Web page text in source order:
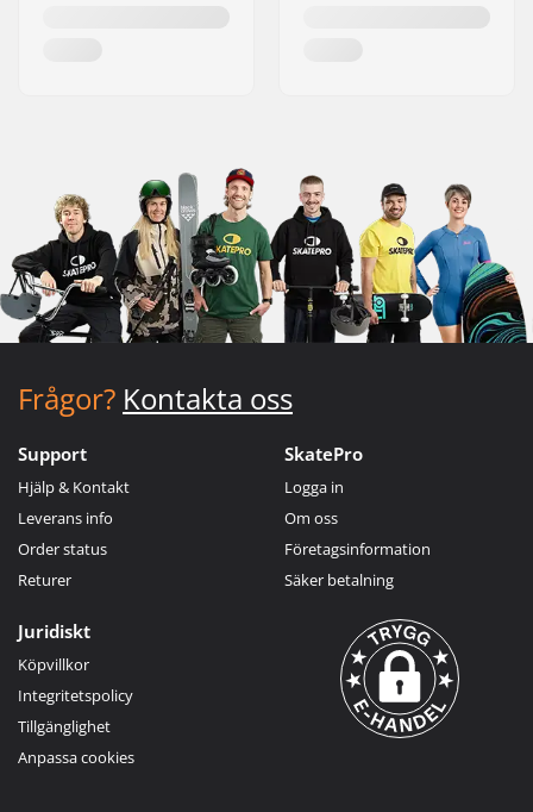
Frågor? Kontakta oss
Support
Hjälp & Kontakt
Leverans info
Order status
Returer
SkatePro
Logga in
Om oss
Företagsinformation
Säker betalning
Juridiskt
Köpvillkor
Integritetspolicy
Tillgänglighet
Anpassa cookies